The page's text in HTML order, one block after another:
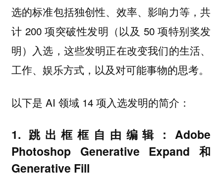
选的标准包括独创性、效率、影响力等，共
计 200 项突破性发明（以及 50 项特别奖发
明）入选，这些发明正在改变我们的生活、
工作、娱乐方式，以及对可能事物的思考。
以下是 AI 领域 14 项入选发明的简介：
1. 跳出框框自由编辑：Adobe
Photoshop Generative Expand 和
Generative Fill